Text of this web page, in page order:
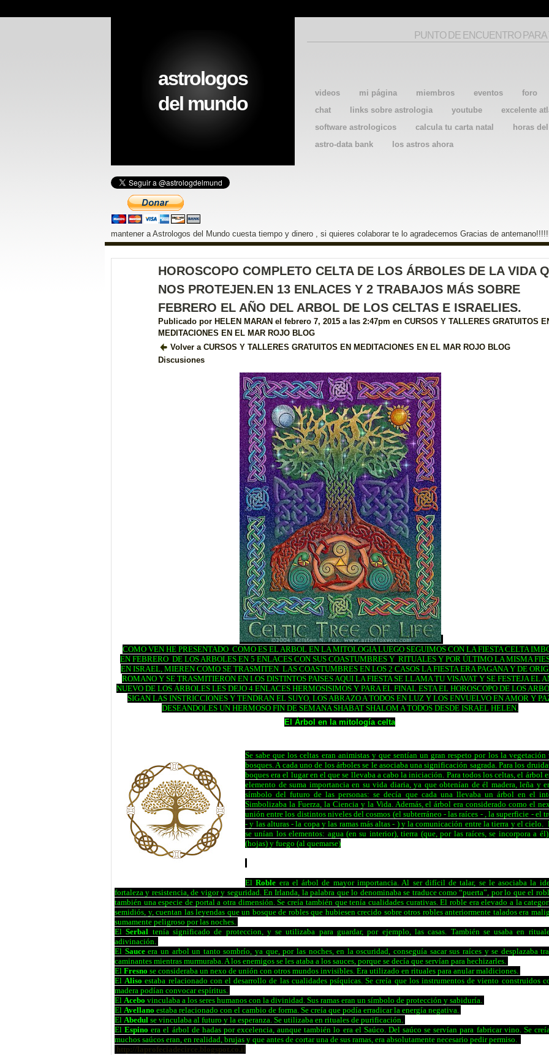
videos mi página miembros eventos foro
chat
links sobre astrologia youtube excelente
software astrologicos
calcula tu carta natal horas
astro-data bank
los astros ahora
astrologos
del mundo
PUNTO DE ENCUENTRO
mantener a Astrologos del Mundo cuesta tiempo y dinero , si quieres colaborar te lo agradecemos Gracias de
HOROSCOPO COMPLETO CELTA DE LOS ÁRBOLES DE LA VIDA
NOS PROTEJEN.EN 13 ENLACES Y 2 TRABAJOS MÁS SOBRE
FEBRERO EL AÑO DEL ARBOL DE LOS CELTAS E ISRAELIES.
Publicado por HELEN MARAN el febrero 7, 2015 a las 2:47pm en CURSOS Y TALLERES GRATUITOS
MEDITACIONES EN EL MAR ROJO BLOG
Volver a CURSOS Y TALLERES GRATUITOS EN MEDITACIONES EN EL MAR ROJO BLOG
Discusiones
COMO VEN HE PRESENTADO COMO ES EL ARBOL EN LA MITOLOGIA LUEGO SEGUIMOS CON LA FIESTA CELTA
EN FEBRERO DE LOS ARBOLES EN 5 ENLACES CON SUS COASTUMBRES Y RITUALES Y POR ÚLTIMO LA MISMA
EN ISRAEL, MIEREN COMO SE TRASMITEN LAS COASTUMBRES EN LOS 2 CASOS LA FIESTA ERA PAGANA Y DE
ROMANO Y SE TRASMITIERON EN LOS DISTINTOS PAISES AQUI LA FIESTA SE LLAMA TU VISAVAT Y SE FESTEJA EL
NUEVO DE LOS ÁRBOLES LES DEJO 4 ENLACES HERMOSISIMOS Y PARA EL FINAL ESTA EL HOROSCOPO DE LOS
SIGAN LAS INSTRICCIONES Y TENDRAN EL SUYO, LOS ABRAZO A TODOS EN LUZ Y LOS ENVUELVO EN AMOR Y
DESEANDOLES UN HERMOSO FIN DE SEMANA SHABAT SHALOM A TODOS DESDE ISRAEL HELEN.
El Árbol en la mitología celta
Se sabe que los celtas eran animistas y que sentían un gran respeto por los la vegetación
bosques. A cada uno de los árboles se le asociaba una significación sagrada. Para los
boques era el lugar en el que se llevaba a cabo la iniciación. Para todos los celtas, el árbol
elemento de suma importancia en su vida diaria, ya que obtenían de él madera, leña y
símbolo del futuro de las personas: se decía que cada una llevaba un árbol en el
Simbolizaba la Fuerza, la Ciencia y la Vida. Además, el árbol era considerado como el
unión entre los distintos niveles del cosmos (el subterráneo - las raíces - , la superficie - el
- y las alturas - la copa y las ramas más altas - ) y la comunicación entre la tierra y el cielo.
se unían los elementos: agua (en su interior), tierra (que, por las raíces, se incorpora a
(hojas) y fuego (al quemarse)
ElRoble era el árbol de mayor importancia. Al ser difícil de talar, se le asociaba la
fortaleza y resistencia, de vigor y seguridad. En Irlanda, la palabra que lo denominaba se traduce como “puerta”, por lo que el
también una especie de portal a otra dimensión. Se creía también que tenía cualidades curativas. El roble era elevado a la
semidiós, y, cuentan las leyendas que un bosque de robles que hubiesen crecido sobre otros robles anteriormente talados era
sumamente peligroso por las noches.
ElSerbal tenía significado de proteccion, y se utilizaba para guardar, por ejemplo, las casas. También se usaba en
adivinación.
El Sauceera un arbol un tanto sombrío, ya que, por las noches, en la oscuridad, conseguía sacar sus raíces y se desplazaba
caminantes mientras murmuraba. A los enemigos se les ataba a los sauces, porque se decía que servían para hechizarles.
El Fresno se consideraba un nexo de unión con otros mundos invisibles. Era utilizado en rituales para anular maldiciones.
ElAliso estaba relacionado con el desarrollo de las cualidades psíquicas. Se creía que los instrumentos de viento construidos
madera podían convocar espíritus.
El Acebo vinculaba a los seres humanos con la divinidad. Sus ramas eran un símbolo de protección y sabiduría.
El Avellano estaba relacionado con el cambio de forma. Se creía que podía erradicar la energía negativa.
El Abedul se vinculaba al futuro y la esperanza. Se utilizaba en rituales de purificación.
ElEspino era el árbol de hadas por excelencia, aunque también lo era el Saúco. Del saúco se servían para fabricar vino. Se
muchos saúcos eran, en realidad, brujas y que antes de cortar una de sus ramas, era absolutamente necesario pedir permiso.
http://laprofeciadecirce.blogspot.co.il